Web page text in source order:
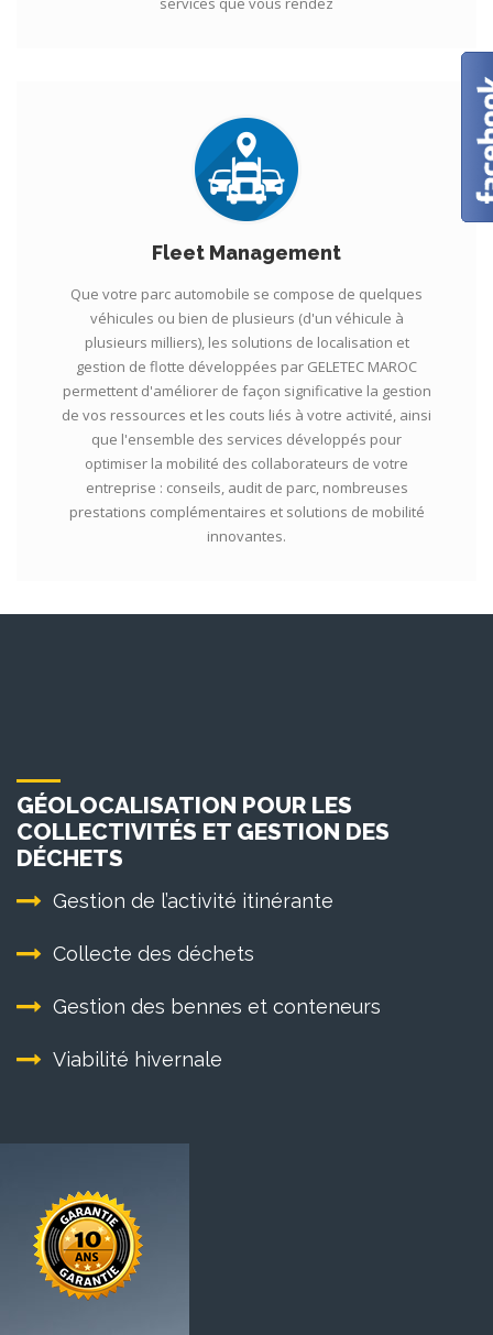
Fleet Management
Que votre parc automobile se compose de quelques
véhicules ou bien de plusieurs (d'un véhicule à
plusieurs milliers), les solutions de localisation et
gestion de flotte développées par GELETEC MAROC
permettent d'améliorer de façon significative la gestion
de vos ressources et les couts liés à votre activité, ainsi
que l'ensemble des services développés pour
optimiser la mobilité des collaborateurs de votre
entreprise : conseils, audit de parc, nombreuses
prestations complémentaires et solutions de mobilité
innovantes.
GÉOLOCALISATION POUR LES
COLLECTIVITÉS ET GESTION DES
DÉCHETS
Gestion de l’activité itinérante
Collecte des déchets
Gestion des bennes et conteneurs
Viabilité hivernale